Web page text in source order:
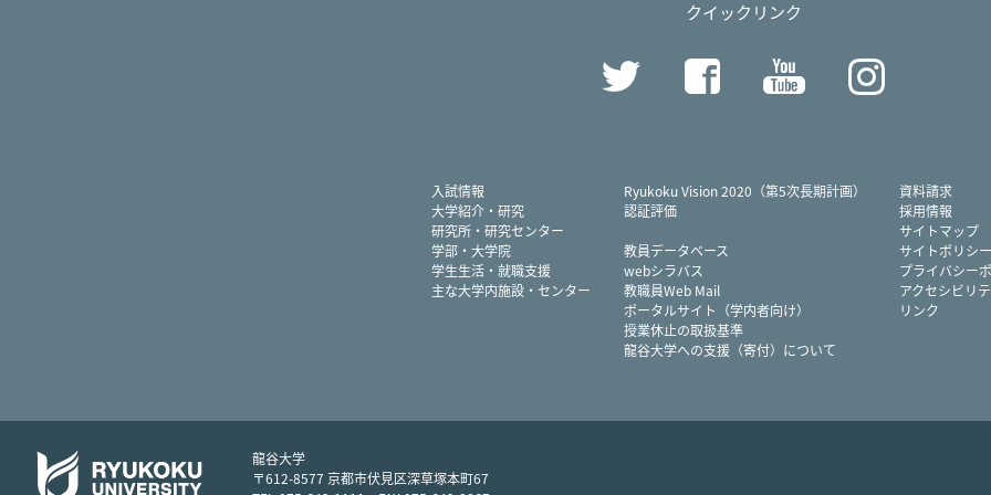
クイックリンク
Twitter FacebookYouTube
入試情報
大学紹介・研究
研究所・研究センター
学部・大学院
学生生活・就職支援
主な大学内施設・センター
Ryukoku Vision 2020（第5次長期計画）
認証評価
教員データベース
webシラバス
教職員Web Mail
ポータルサイト（学内者向け）
授業休止の取扱基準
龍谷大学への支援（寄付）について
資料請求
採用情報
サイトマップ
サイトポリシー
プライバシー
アクセシビリ
リンク
龍谷大学
〒612-8577 京都市伏見区深草塚本町67